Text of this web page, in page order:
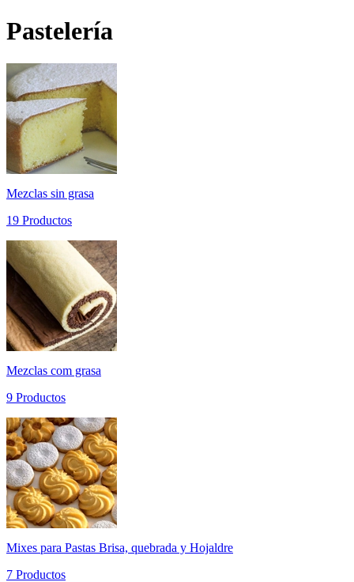
Pastelería
Mezclas sin grasa
19 Productos
Mezclas com grasa
9 Productos
Mixes para Pastas Brisa, quebrada y Hojaldre
7 Productos